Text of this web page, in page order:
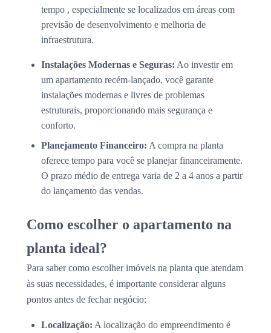
tempo , especialmente se localizados em áreas com
previsão de desenvolvimento e melhoria de
infraestrutura.
Instalações Modernas e Seguras: Ao investir em
um apartamento recém-lançado, você garante
instalações modernas e livres de problemas
estruturais, proporcionando mais segurança e
conforto.
Planejamento Financeiro: A compra na planta
oferece tempo para você se planejar financeiramente.
O prazo médio de entrega varia de 2 a 4 anos a partir
do lançamento das vendas.
Como escolher o apartamento na
planta ideal?
Para saber como escolher imóveis na planta que atendam
às suas necessidades, é importante considerar alguns
pontos antes de fechar negócio:
Localização: A localização do empreendimento é